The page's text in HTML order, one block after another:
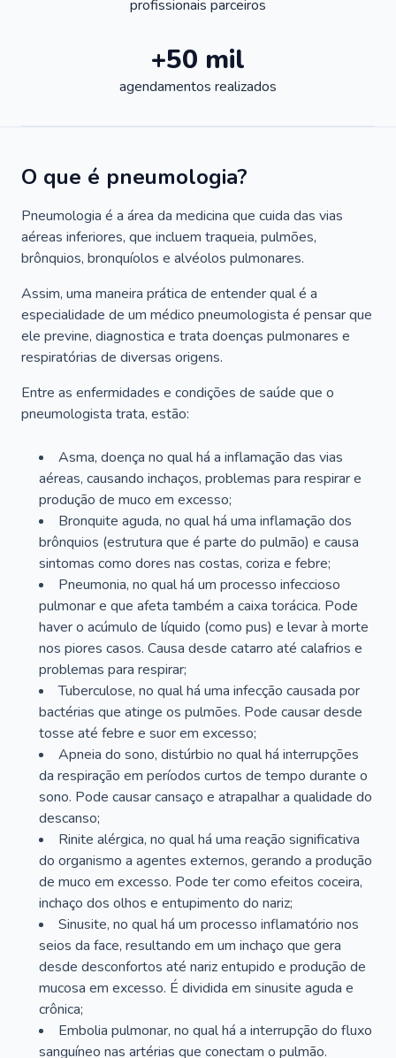
profissionais parceiros
+50 mil
agendamentos realizados
O que é pneumologia?
Pneumologia é a área da medicina que cuida das vias
aéreas inferiores, que incluem traqueia, pulmões,
brônquios, bronquíolos e alvéolos pulmonares.
Assim, uma maneira prática de entender qual é a
especialidade de um médico pneumologista é pensar que
ele previne, diagnostica e trata doenças pulmonares e
respiratórias de diversas origens.
Entre as enfermidades e condições de saúde que o
pneumologista trata, estão:
Asma, doença no qual há a inflamação das vias
aéreas, causando inchaços, problemas para respirar e
produção de muco em excesso;
Bronquite aguda, no qual há uma inflamação dos
brônquios (estrutura que é parte do pulmão) e causa
sintomas como dores nas costas, coriza e febre;
Pneumonia, no qual há um processo infeccioso
pulmonar e que afeta também a caixa torácica. Pode
haver o acúmulo de líquido (como pus) e levar à morte
nos piores casos. Causa desde catarro até calafrios e
problemas para respirar;
Tuberculose, no qual há uma infecção causada por
bactérias que atinge os pulmões. Pode causar desde
tosse até febre e suor em excesso;
Apneia do sono, distúrbio no qual há interrupções
da respiração em períodos curtos de tempo durante o
sono. Pode causar cansaço e atrapalhar a qualidade do
descanso;
Rinite alérgica, no qual há uma reação significativa
do organismo a agentes externos, gerando a produção
de muco em excesso. Pode ter como efeitos coceira,
inchaço dos olhos e entupimento do nariz;
Sinusite, no qual há um processo inflamatório nos
seios da face, resultando em um inchaço que gera
desde desconfortos até nariz entupido e produção de
mucosa em excesso. É dividida em sinusite aguda e
crônica;
Embolia pulmonar, no qual há a interrupção do fluxo
sanguíneo nas artérias que conectam o pulmão.